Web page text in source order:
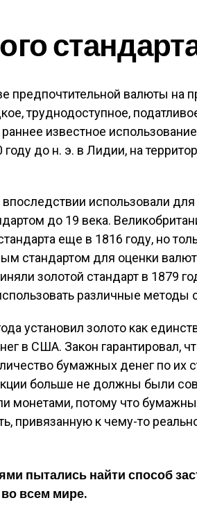
предпочтительной валюты на
труднодоступное,
известное
до н. э. в Лидии, на
использовали для
до 19 века.
еще в 1816 году, но
стандартом для оценки
золотой стандарт в 1879
различные методы
установил золото как
в США. Закон гарантировал,
бумажных денег по их
больше не должны были
монетами, потому что
привязанную к чему-то
пытались найти способ
во всем мире.